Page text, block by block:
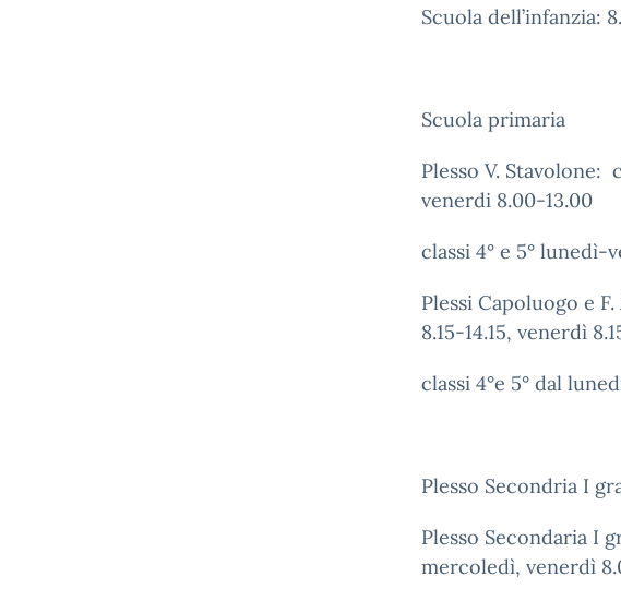
Scuola dell’infanzia:
Scuola primaria
Plesso V. Stavolone:
venerdi 8.00-13.00
classi 4° e 5° lunedì-
Plessi Capoluogo e
8.15-14.15, venerdì
classi 4°e 5° dal
Plesso Secondria I
Plesso Secondaria I
mercoledì, venerdì